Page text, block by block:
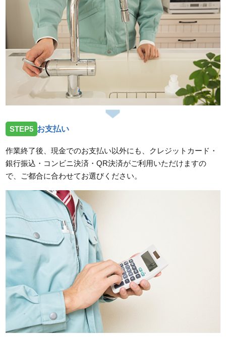
STEP5 お支払い
作業終了後、現金でのお支払い以外にも、クレジットカード・
銀行振込・コンビニ決済・QR決済がご利用いただけますの
で、ご都合に合わせてお選びください。